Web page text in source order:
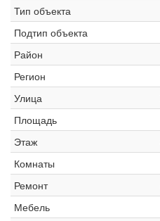
Тип объекта
Подтип объекта
Район
Регион
Улица
Площадь
Этаж
Комнаты
Ремонт
Мебель